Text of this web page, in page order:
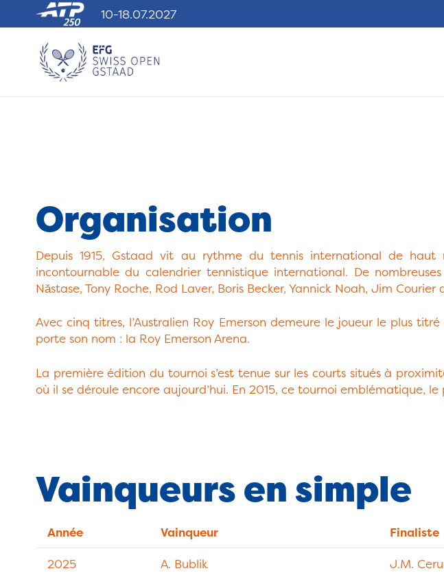
10-18.07.2027
Organisation
Depuis 1915, Gstaad vit au rythme du tennis international de haut
incontournable du calendrier tennistique international. De
Năstase, Tony Roche, Rod Laver, Boris Becker, Yannick Noah, Jim
Avec cinq titres, l’Australien Roy Emerson demeure le joueur le plus
porte son nom : la Roy Emerson Arena.
La première édition du tournoi s’est tenue sur les courts situés à
où il se déroule encore aujourd’hui. En 2015, ce tournoi emblématique,
Vainqueurs en simple
Année Vainqueur Finaliste
2025
A. Bublik J.M.